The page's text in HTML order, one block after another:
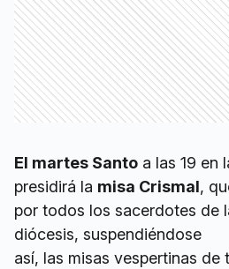
El martes Santo a las 19 en
presidirá la misa Crismal,
por todos los sacerdotes de
diócesis, suspendiéndose
así, las misas vespertinas de